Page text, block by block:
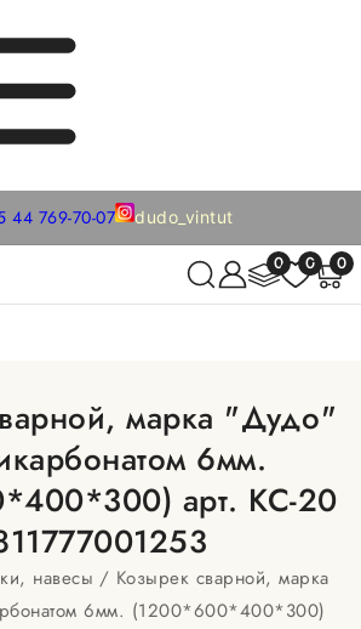
44 769-70-07 dudo_vintut
0 0 0
марка "Дудо"
6мм.
арт. КС-20
навесы
Козырек сварной, марка
6мм. (1200*600*400*300)